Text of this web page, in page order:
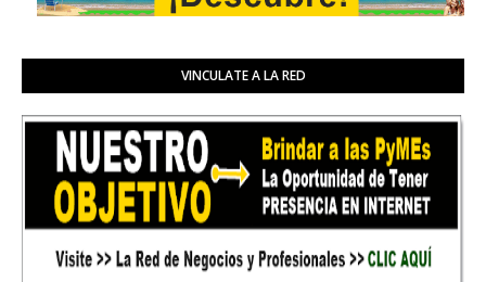
VINCULATE A LA RED